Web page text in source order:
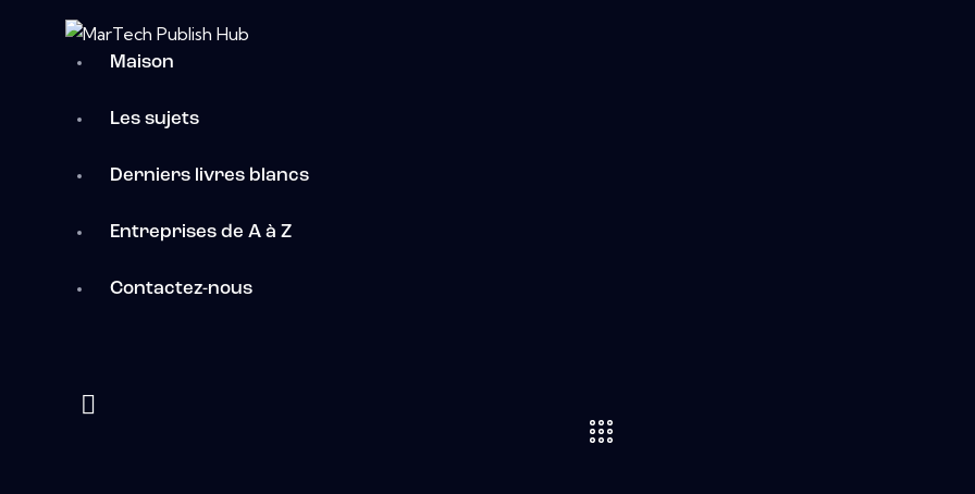
Maison
Les sujets
Derniers livres blancs
Entreprises de A à Z
Contactez-nous